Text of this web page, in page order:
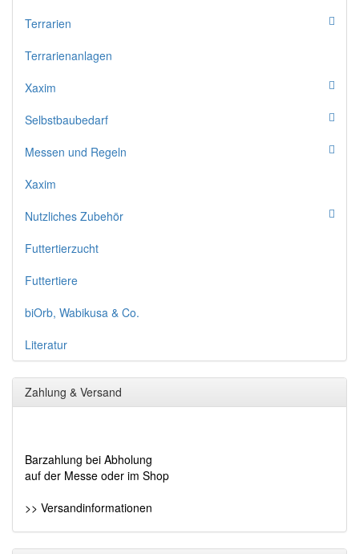
Terrarien
Terrarienanlagen
Xaxim
Selbstbaubedarf
Messen und Regeln
Xaxim
Nutzliches Zubehör
Futtertierzucht
Futtertiere
biOrb, Wabikusa & Co.
Literatur
Zahlung & Versand
Barzahlung bei Abholung
auf der Messe oder im Shop
>> Versandinformationen